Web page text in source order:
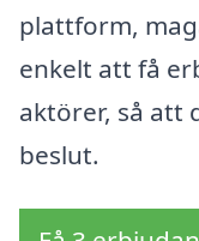
plattform,
enkelt att få
aktörer, så att
beslut.